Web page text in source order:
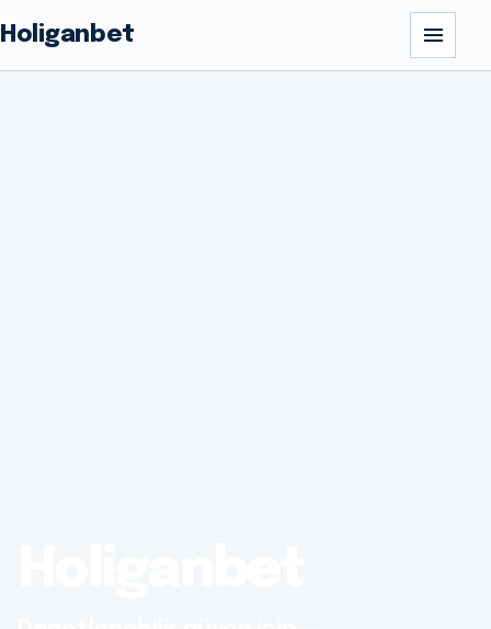
Holiganbet